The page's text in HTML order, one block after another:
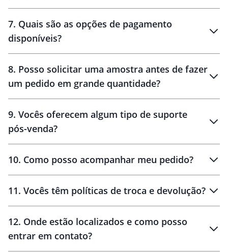
10 dias
brinde
48 horas
7. Quais são as opções de pagamento
disponíveis?
8. Posso solicitar uma amostra antes de fazer
um pedido em grande quantidade?
amostras
9. Vocês oferecem algum tipo de suporte
pós-venda?
10. Como posso acompanhar meu pedido?
11. Vocês têm políticas de troca e devolução?
30 dias
12. Onde estão localizados e como posso
entrar em contato?